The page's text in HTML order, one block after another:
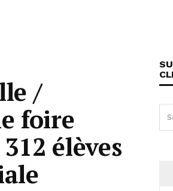
/
foire
élèves